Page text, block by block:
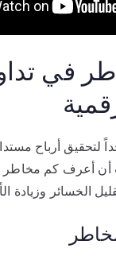
في
لتحقيق أرباح
أن أعرف كم مخاطر
الخسائر وزيادة